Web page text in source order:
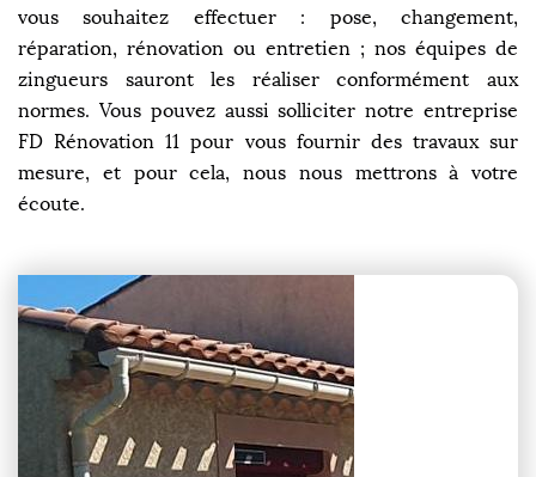
vous souhaitez effectuer : pose, changement,
réparation, rénovation ou entretien ; nos équipes de
zingueurs sauront les réaliser conformément aux
normes. Vous pouvez aussi solliciter notre entreprise
FD Rénovation 11 pour vous fournir des travaux sur
mesure, et pour cela, nous nous mettrons à votre
écoute.